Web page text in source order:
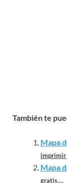
También te
Mapa
imprimir
Mapa
gratis....